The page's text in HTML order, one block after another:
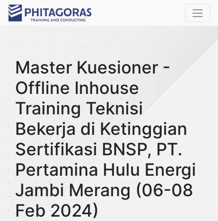
Master Kuesioner -
Offline Inhouse
Training Teknisi
Bekerja di Ketinggian
Sertifikasi BNSP, PT.
Pertamina Hulu Energi
Jambi Merang (06-08
Feb 2024)